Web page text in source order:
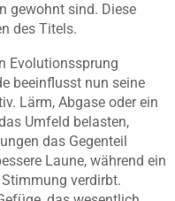
gewohnt sind. Diese
des Titels.
Evolutionssprung
beeinflusst nun seine
Lärm, Abgase oder ein
Umfeld belasten,
das Gegenteil
Laune, während ein
verdirbt.